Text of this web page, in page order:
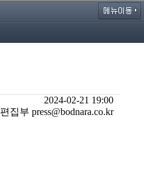
2024-02-21 19:00
편집부 press@bodnara.co.kr